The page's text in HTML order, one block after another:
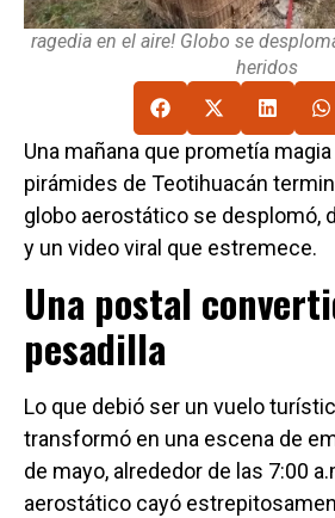
ragedia en el aire! Globo se
heridos
Una mañana que prometía
pirámides de Teotihuacán
globo aerostático se desplomó,
y un video viral que estremece.
Una postal
pesadilla
Lo que debió ser un vuelo
transformó en una escena de
de mayo, alrededor de las 7:00
aerostático cayó